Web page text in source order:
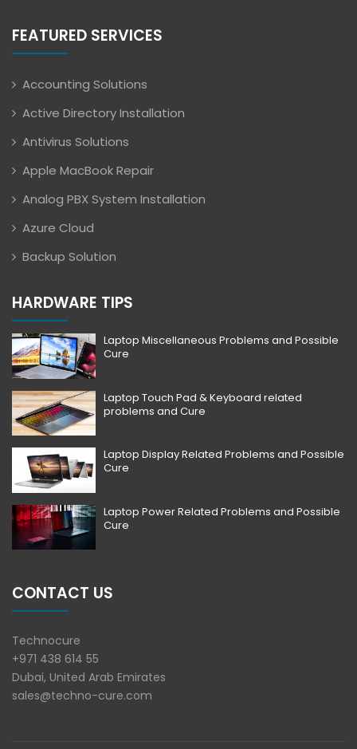
FEATURED SERVICES
Accounting Solutions
Active Directory Installation
Antivirus Solutions
Apple MacBook Repair
Analog PBX System Installation
Azure Cloud
Backup Solution
HARDWARE TIPS
Laptop Miscellaneous Problems and Possible
Cure
Laptop Touch Pad & Keyboard related
problems and Cure
Laptop Display Related Problems and Possible
Cure
Laptop Power Related Problems and Possible
Cure
CONTACT US
Technocure
+971 438 614 55
Dubai, United Arab Emirates
sales@techno-cure.com